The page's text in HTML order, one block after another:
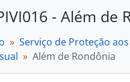
- Além de
Serviço de Proteção
Além de Rondônia